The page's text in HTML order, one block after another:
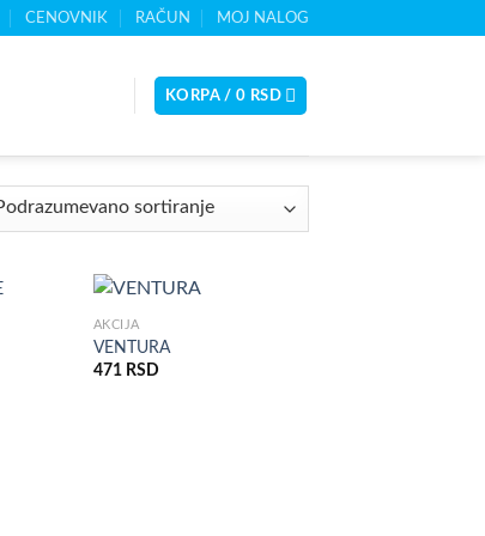
CENOVNIK RAČUN MOJ NALOG
KORPA /0 RSD
AKCIJA
VENTURA
471 RSD